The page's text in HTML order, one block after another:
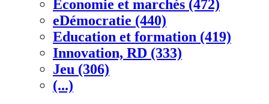
Economie et marchés (472)
eDémocratie (440)
Education et formation (419)
Innovation, RD (333)
Jeu (306)
(...)